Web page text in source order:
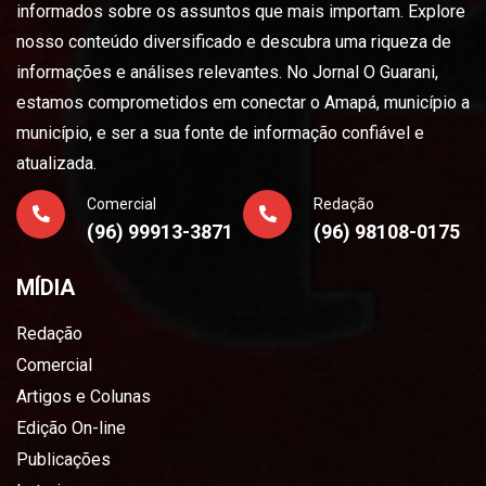
informados sobre os assuntos que mais importam. Explore
nosso conteúdo diversificado e descubra uma riqueza de
informações e análises relevantes. No Jornal O Guarani,
estamos comprometidos em conectar o Amapá, município a
município, e ser a sua fonte de informação confiável e
atualizada.
Comercial
(96) 99913-3871
Redação
(96) 98108-0175
MÍDIA
Redação
Comercial
Artigos e Colunas
Edição On-line
Publicações